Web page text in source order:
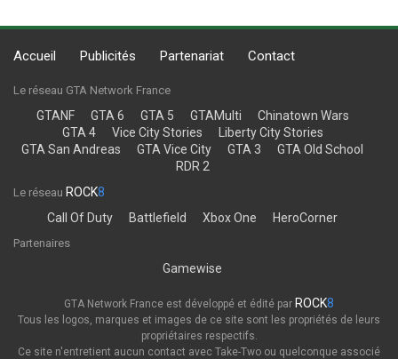
Accueil Publicités Partenariat Contact
Le réseau GTA Network France
GTANF GTA 6 GTA 5 GTAMulti
Chinatown Wars
GTA 4
Vice City Stories
Liberty City Stories
GTA San Andreas
GTA Vice City GTA 3
GTA Old School
RDR 2
Le réseau ROCK8
Call Of Duty
Battlefield Xbox One HeroCorner
Partenaires
Gamewise
GTA Network France est développé et édité par ROCK8
Tous les logos, marques et images de ce site sont les propriétés de leurs
propriétaires respectifs.
Ce site n'entretient aucun contact avec Take-Two ou quelconque associé